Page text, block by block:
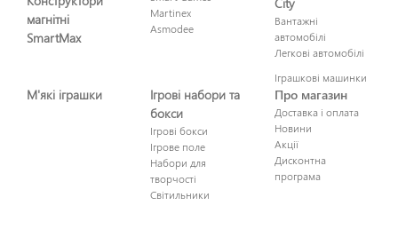
магнітні
SmartMax
Martinex
Asmodee
Вантажні
автомобілі
Легкові автомобілі
Іграшкові машинки
М'які іграшки
Ігрові набори та
бокси
Ігрові бокси
Ігрове поле
Набори для
творчості
Світильники
Про магазин
Доставка і оплата
Новини
Акції
Дисконтна
програма